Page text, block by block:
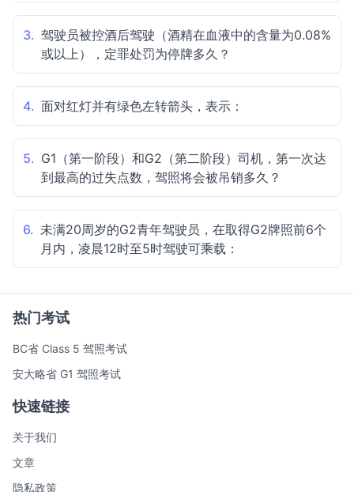
3. 驾驶员被控酒后驾驶（酒精在血液中的含量为0.08%
或以上），定罪处罚为停牌多久？
4. 面对红灯并有绿色左转箭头，表示：
5. G1（第一阶段）和G2（第二阶段）司机，第一次达
到最高的过失点数，驾照将会被吊销多久？
6. 未满20周岁的G2青年驾驶员，在取得G2牌照前6个
月内，凌晨12时至5时驾驶可乘载：
热门考试
BC省 Class 5 驾照考试
安大略省 G1 驾照考试
快速链接
关于我们
文章
隐私政策